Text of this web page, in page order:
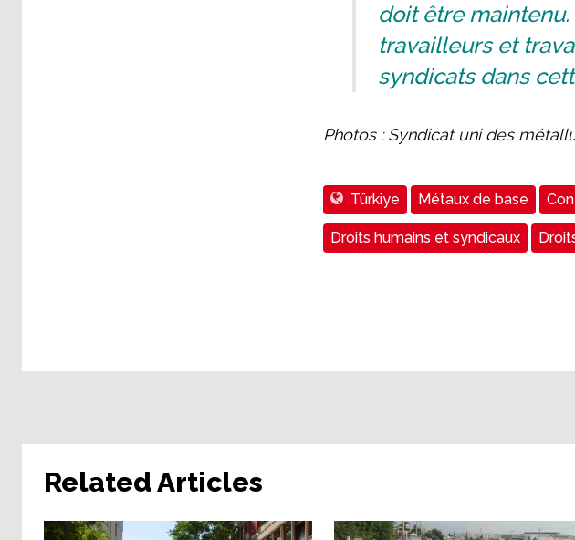
doit être
travailleurs et
syndicats dans
Photos : Syndicat uni des
Türkiye Métaux de base
Droits humains et syndicaux
Related Articles